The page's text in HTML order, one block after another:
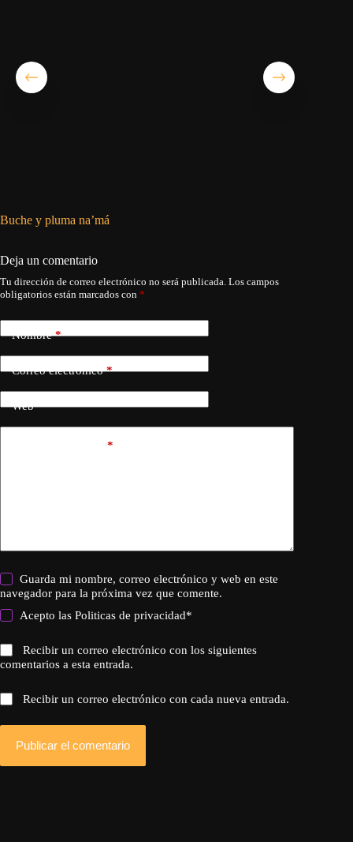
Buche y pluma na’má
Deja un comentario
Tu dirección de correo electrónico no será publicada. Los campos
obligatorios están marcados con *
Nombre*
Correo electrónico*
Web
*
Guarda mi nombre, correo electrónico y web en este
navegador para la próxima vez que comente.
Acepto lasPoliticas de privacidad*
Recibir un correo electrónico con los siguientes
comentarios a esta entrada.
Recibir un correo electrónico con cada nueva entrada.
Publicar el comentario